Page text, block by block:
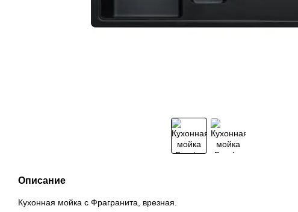
Описание
Кухонная мойка с Фрагранита, врезная.